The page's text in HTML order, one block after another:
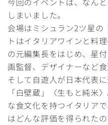
しまいました。
会場はミシュラン2ツ星の
トはイタリアワインと料
の元編集長をはじめ、星
画監督、デザイナーなど食
そして自遊人が日本代表
「白壁蔵」〈生もと純米
な食文化を持つイタリア
はどんな評価を得られたの